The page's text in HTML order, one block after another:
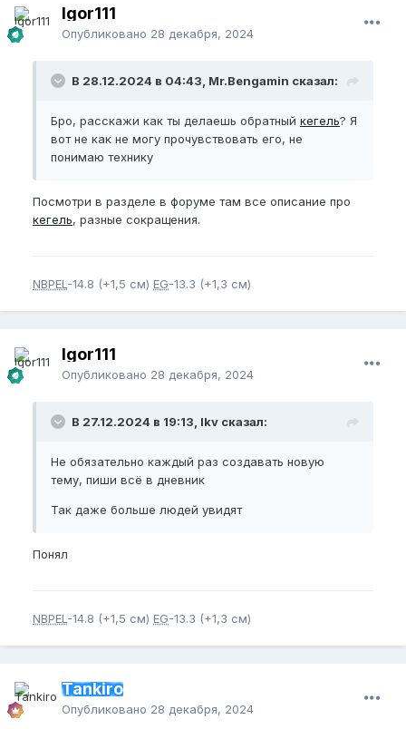
Igor111
Опубликовано 28 декабря, 2024
В 28.12.2024 в 04:43, Mr.Bengamin сказал:
Бро, расскажи как ты делаешь обратный кегель? Я
вот не как не могу прочувствовать его, не
понимаю технику
Посмотри в разделе в форуме там все описание про
кегель, разные сокращения.
NBPEL -14.8 (+1,5 см) EG-13.3 (+1,3 см)
Igor111
Опубликовано 28 декабря, 2024
В 27.12.2024 в 19:13, lkv сказал:
Не обязательно каждый раз создавать новую
тему, пиши всё в дневник
Так даже больше людей увидят
Понял
NBPEL -14.8 (+1,5 см) EG-13.3 (+1,3 см)
Tankiro
Опубликовано 28 декабря, 2024